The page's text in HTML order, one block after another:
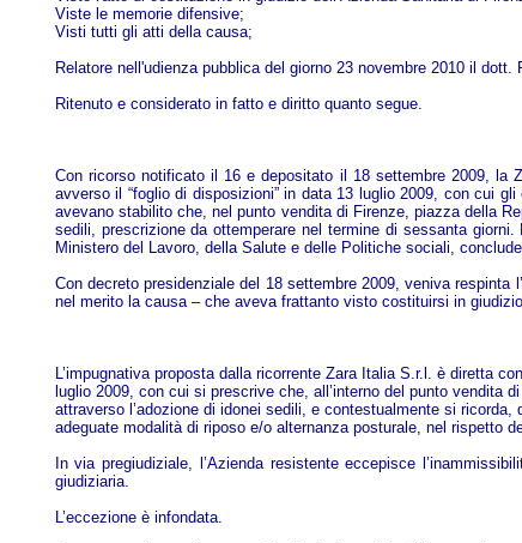
Viste le memorie difensive;
Visti tutti gli atti della causa;
Relatore nell'udienza pubblica del giorno 23 novembre 2010 il
Ritenuto e considerato in fatto e diritto quanto segue.
Con ricorso notificato il 16 e depositato il 18 settembre 2009, la
avverso il “foglio di disposizioni” in data 13 luglio 2009, con cui
avevano stabilito che, nel punto vendita di Firenze, piazza della
sedili, prescrizione da ottemperare nel termine di sessanta
Ministero del Lavoro, della Salute e delle Politiche sociali,
Con decreto presidenziale del 18 settembre 2009, veniva
nel merito la causa – che aveva frattanto visto costituirsi in
L’impugnativa proposta dalla ricorrente Zara Italia S.r.l. è diretta
luglio 2009, con cui si prescrive che, all’interno del punto vendita
attraverso l’adozione di idonei sedili, e contestualmente si
adeguate modalità di riposo e/o alternanza posturale, nel rispetto
In via pregiudiziale, l’Azienda resistente eccepisce
giudiziaria.
L’eccezione è infondata.